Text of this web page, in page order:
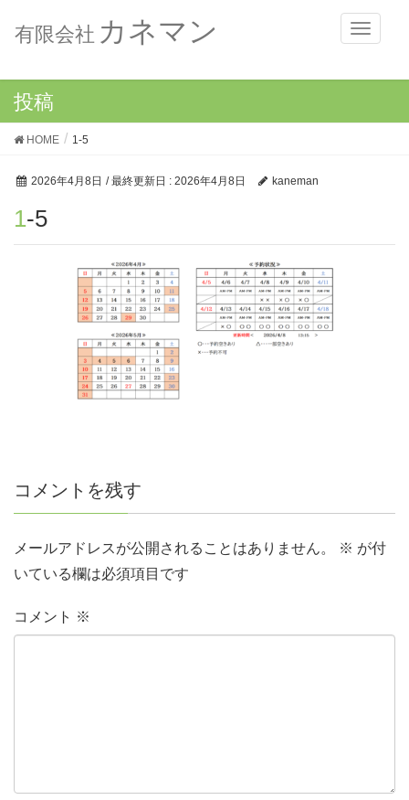
メ
ニ
有限会社 カネマン
投稿
HOME 1-5
2026年4月8日 / 最終更新日 : 2026年4月8日 kaneman
1-5
コメントを残す
メールアドレスが公開されることはありません。 ※ が付
いている欄は必須項目です
コメント ※